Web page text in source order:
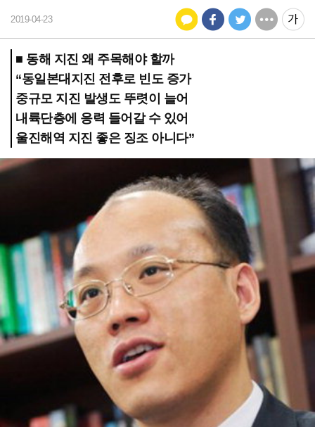
2019-04-23
■ 동해 지진 왜 주목해야 할까
“동일본대지진 전후로 빈도 증가
중규모 지진 발생도 뚜렷이 늘어
내륙단층에 응력 들어갈 수 있어
울진해역 지진 좋은 징조 아니다”